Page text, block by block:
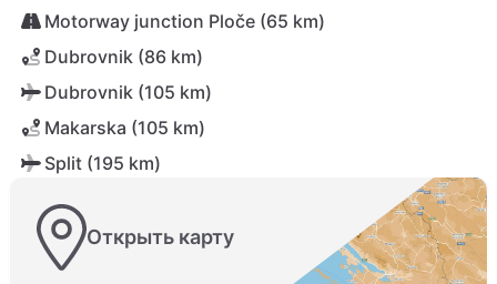
Motorway junction Ploče (65 km)
Dubrovnik (86 km)
Dubrovnik (105 km)
Makarska (105 km)
Split (195 km)
Открыть карту